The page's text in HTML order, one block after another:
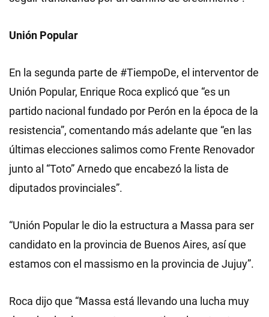
Unión Popular
En la segunda parte de #TiempoDe, el interventor de
Unión Popular, Enrique Roca explicó que “es un
partido nacional fundado por Perón en la época de la
resistencia”, comentando más adelante que “en las
últimas elecciones salimos como Frente Renovador
junto al “Toto” Arnedo que encabezó la lista de
diputados provinciales”.
“Unión Popular le dio la estructura a Massa para ser
candidato en la provincia de Buenos Aires, así que
estamos con el massismo en la provincia de Jujuy”.
Roca dijo que “Massa está llevando una lucha muy